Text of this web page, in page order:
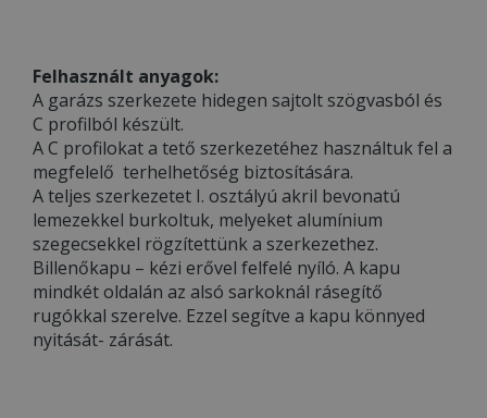
Felhasznált anyagok:
A garázs szerkezete hidegen sajtolt szögvasból és
C profilból készült.
A C profilokat a tető szerkezetéhez használtuk fel a
megfelelő terhelhetőség biztosítására.
A teljes szerkezetet I. osztályú akril bevonatú
lemezekkel burkoltuk, melyeket alumínium
szegecsekkel rögzítettünk a szerkezethez.
Billenőkapu – kézi erővel felfelé nyíló. A kapu
mindkét oldalán az alsó sarkoknál rásegítő
rugókkal szerelve. Ezzel segítve a kapu könnyed
nyitását- zárását.